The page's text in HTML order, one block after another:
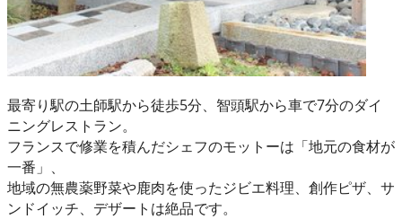
最寄り駅の土師駅から徒歩5分、智頭駅から車で7分のダイ
ニングレストラン。
フランスで修業を積んだシェフのモットーは「地元の食材が
一番」、
地域の無農薬野菜や鹿肉を使ったジビエ料理、創作ピザ、サ
ンドイッチ、デザートは絶品です。